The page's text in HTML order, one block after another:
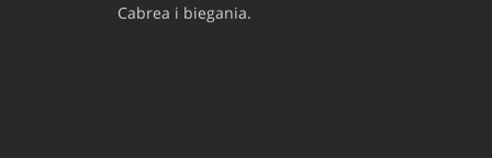
Cabrea i biegania.